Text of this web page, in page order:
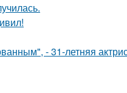
- 31-летняя